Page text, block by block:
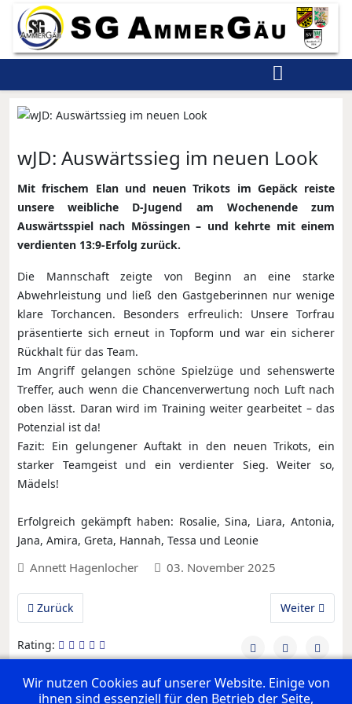
wJD: Auswärtssieg im neuen Look
Mit frischem Elan und neuen Trikots im Gepäck reiste
unsere weibliche D-Jugend am Wochenende zum
Auswärtsspiel nach Mössingen – und kehrte mit einem
verdienten 13:9-Erfolg zurück.
Die Mannschaft zeigte von Beginn an eine starke
Abwehrleistung und ließ den Gastgeberinnen nur wenige
klare Torchancen. Besonders erfreulich: Unsere Torfrau
präsentierte sich erneut in Topform und war ein sicherer
Rückhalt für das Team.
Im Angriff gelangen schöne Spielzüge und sehenswerte
Treffer, auch wenn die Chancenverwertung noch Luft nach
oben lässt. Daran wird im Training weiter gearbeitet – das
Potenzial ist da!
Fazit: Ein gelungener Auftakt in den neuen Trikots, ein
starker Teamgeist und ein verdienter Sieg. Weiter so,
Mädels!
Erfolgreich gekämpft haben: Rosalie, Sina, Liara, Antonia,
Jana, Amira, Greta, Hannah, Tessa und Leonie
Annett Hagenlocher 03. November 2025
Vorheriger Beitrag: wJD: Heimspiel gegen VfL Nagold
Zurück Nächster
Weiter
Rating:
Wir nutzen Cookies auf unserer Website. Einige von
ihnen sind essenziell für den Betrieb der Seite,